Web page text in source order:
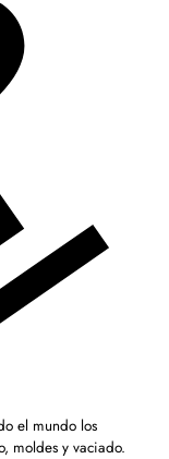
el mundo los
moldes y vaciado.